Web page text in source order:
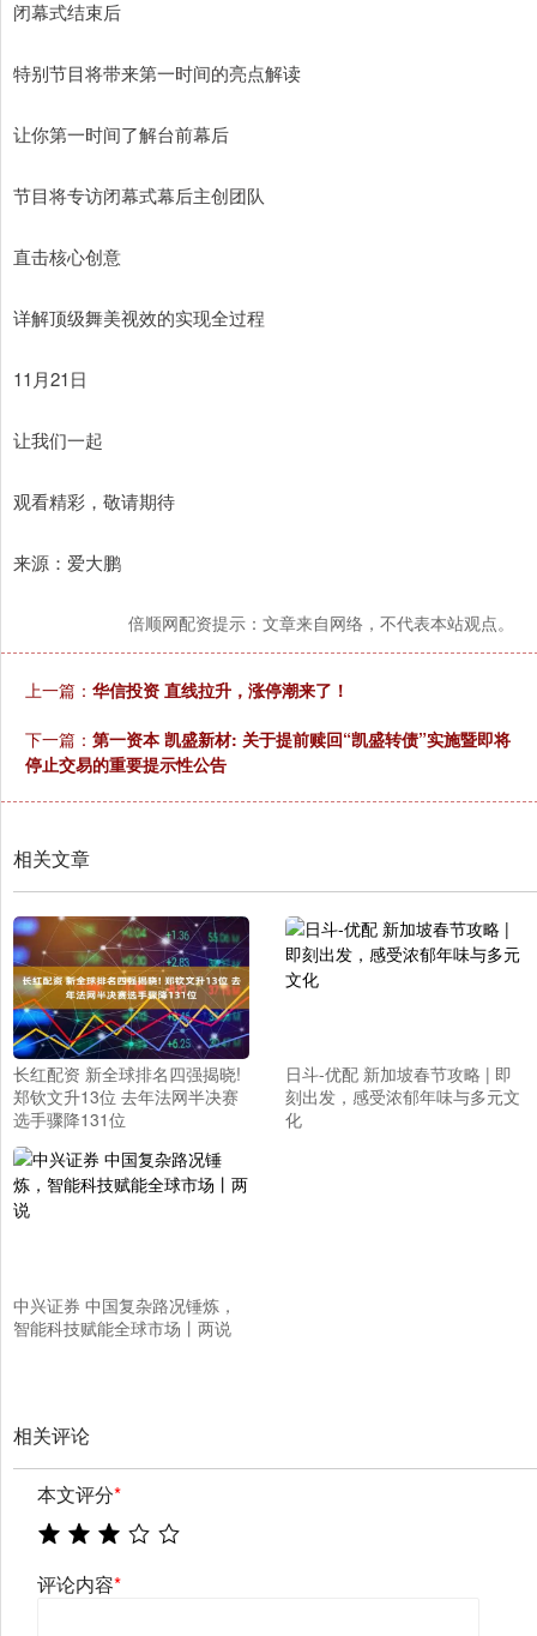
闭幕式结束后
特别节目将带来第一时间的亮点解读
让你第一时间了解台前幕后
节目将专访闭幕式幕后主创团队
直击核心创意
详解顶级舞美视效的实现全过程
11月21日
让我们一起
观看精彩，敬请期待
来源：爱大鹏
倍顺网配资提示：文章来自网络，不代表本站观点。
上一篇： 华信投资 直线拉升，涨停潮来了！
下一篇： 第一资本 凯盛新材: 关于提前赎回“凯盛转债”实施暨即将
停止交易的重要提示性公告
相关文章
长红配资 新全球排名四强揭晓!
郑钦文升13位 去年法网半决赛
选手骤降131位
日斗-优配 新加坡春节攻略 | 即
刻出发，感受浓郁年味与多元文
化
中兴证券 中国复杂路况锤炼，
智能科技赋能全球市场丨两说
相关评论
本文评分*
评论内容*